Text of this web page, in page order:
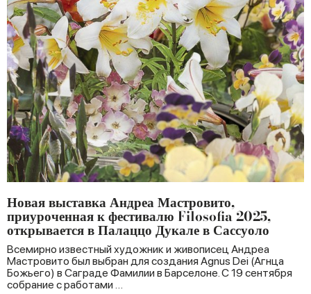
Новая выставка Андреа Мастровито,
приуроченная к фестивалю Filosofia 2025,
открывается в Палаццо Дукале в Сассуоло
Всемирно известный художник и живописец Андреа
Мастровито был выбран для создания Agnus Dei (Агнца
Божьего) в Саграде Фамилии в Барселоне. С 19 сентября
собрание с работами …